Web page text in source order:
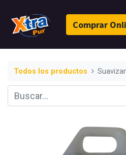
Comprar
Todos los productos